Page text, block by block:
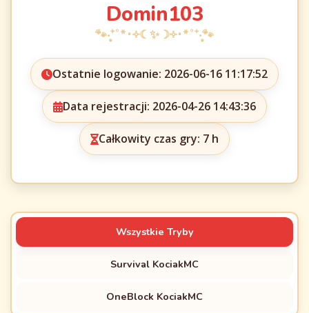
Domin103
Ostatnie logowanie: 2026-06-16 11:17:52
Data rejestracji: 2026-04-26 14:43:36
Całkowity czas gry: 7 h
Wszystkie Tryby
Survival KociakMC
OneBlock KociakMC